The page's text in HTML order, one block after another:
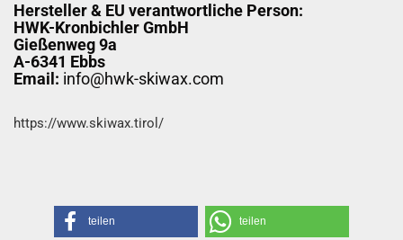
Hersteller & EU verantwortliche Person:
HWK-Kronbichler GmbH
Gießenweg 9a
A-6341 Ebbs
Email: info@hwk-skiwax.com
https://www.skiwax.tirol/
teilen teilen